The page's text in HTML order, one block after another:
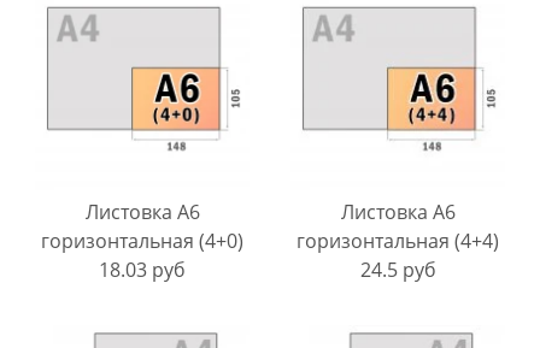
Листовка A6
горизонтальная (4+0)
18.03 руб
Листовка A6
горизонтальная (4+4)
24.5 руб